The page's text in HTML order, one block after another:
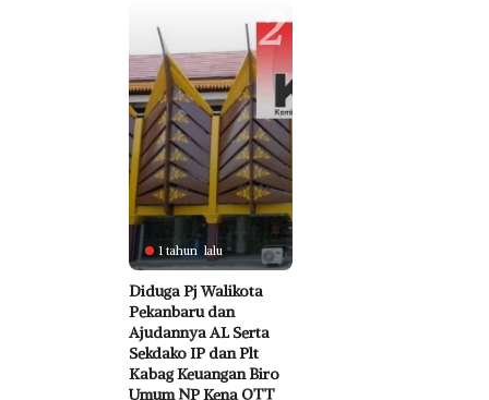
2
1 tahun lalu
Diduga Pj Walikota
Pekanbaru dan
Ajudannya AL Serta
Sekdako IP dan Plt
Kabag Keuangan Biro
Umum NP Kena OTT